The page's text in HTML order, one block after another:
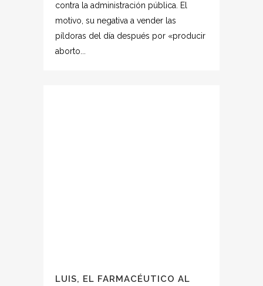
contra la administración pública. El
motivo, su negativa a vender las
píldoras del día después por «producir
aborto...
LUIS, EL FARMACÉUTICO AL